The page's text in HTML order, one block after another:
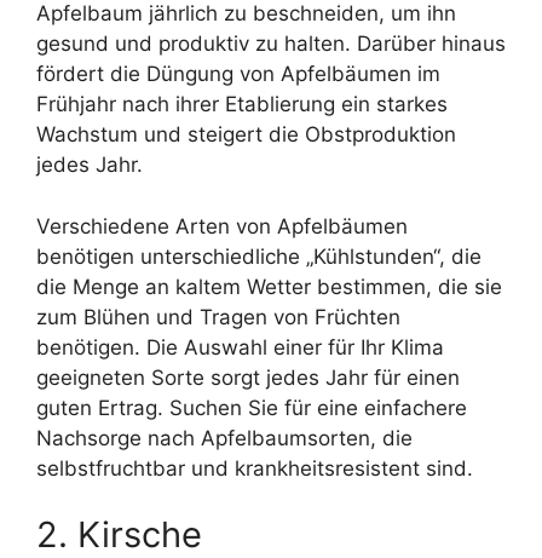
Apfelbaum jährlich zu beschneiden, um ihn
gesund und produktiv zu halten. Darüber hinaus
fördert die Düngung von Apfelbäumen im
Frühjahr nach ihrer Etablierung ein starkes
Wachstum und steigert die Obstproduktion
jedes Jahr.
Verschiedene Arten von Apfelbäumen
benötigen unterschiedliche „Kühlstunden“, die
die Menge an kaltem Wetter bestimmen, die sie
zum Blühen und Tragen von Früchten
benötigen. Die Auswahl einer für Ihr Klima
geeigneten Sorte sorgt jedes Jahr für einen
guten Ertrag. Suchen Sie für eine einfachere
Nachsorge nach Apfelbaumsorten, die
selbstfruchtbar und krankheitsresistent sind.
2. Kirsche